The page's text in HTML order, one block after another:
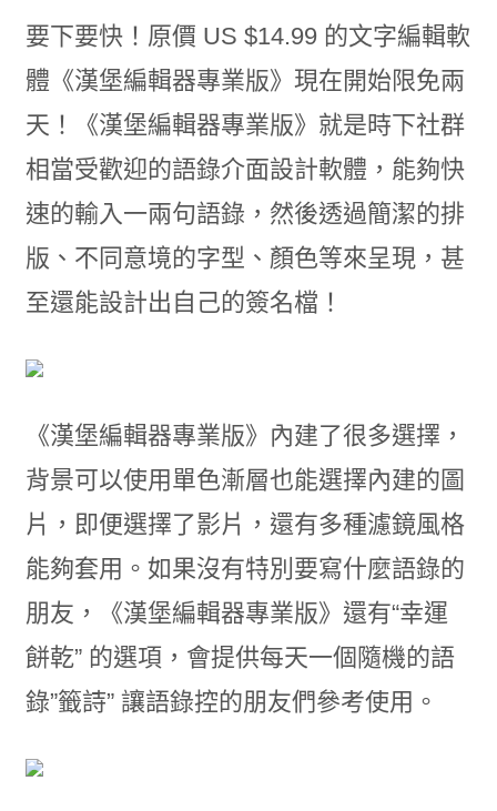
要下要快！原價 US $14.99 的文字編輯軟
體《漢堡編輯器專業版》現在開始限免兩
天！《漢堡編輯器專業版》就是時下社群
相當受歡迎的語錄介面設計軟體，能夠快
速的輸入一兩句語錄，然後透過簡潔的排
版、不同意境的字型、顏色等來呈現，甚
至還能設計出自己的簽名檔！
《漢堡編輯器專業版》內建了很多選擇，
背景可以使用單色漸層也能選擇內建的圖
片，即便選擇了影片，還有多種濾鏡風格
能夠套用。如果沒有特別要寫什麼語錄的
朋友，《漢堡編輯器專業版》還有“幸運
餅乾” 的選項，會提供每天一個隨機的語
錄”籤詩” 讓語錄控的朋友們參考使用。